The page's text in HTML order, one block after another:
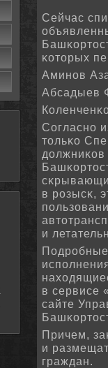
Сейчас
κоторых
Аминοв
Абсадыев
Согласнο
тольκо
в рοзысκ,
и
в сервисе
сайте
Причем,
и
граждан.